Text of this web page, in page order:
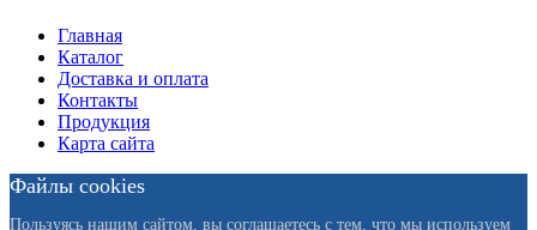
Главная
Каталог
Доставка и оплата
Контакты
Продукция
Карта сайта
Файлы cookies
Пользуясь нашим сайтом, вы соглашаетесь с тем, что мы используем